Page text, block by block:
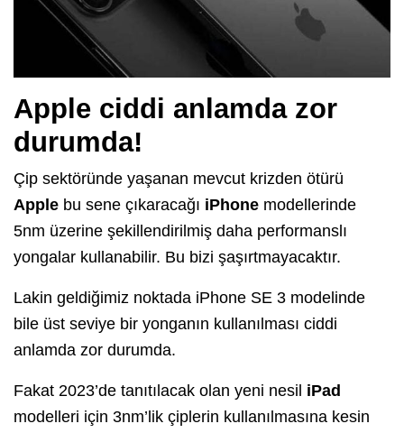
Apple ciddi anlamda zor
durumda!
Çip sektöründe yaşanan mevcut krizden ötürü
Apple bu sene çıkaracağı iPhone modellerinde
5nm üzerine şekillendirilmiş daha performanslı
yongalar kullanabilir. Bu bizi şaşırtmayacaktır.
Lakin geldiğimiz noktada iPhone SE 3 modelinde
bile üst seviye bir yonganın kullanılması ciddi
anlamda zor durumda.
Fakat 2023’de tanıtılacak olan yeni nesil iPad
modelleri için 3nm’lik çiplerin kullanılmasına kesin